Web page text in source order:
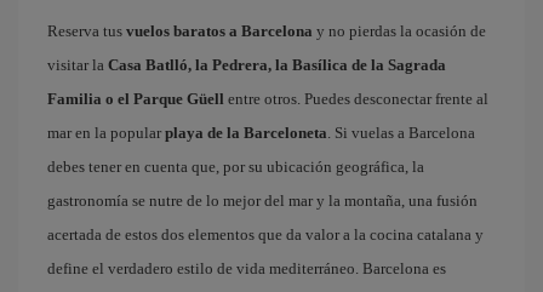
Reserva tus vuelos baratos a Barcelona y no pierdas la ocasión de
visitar la Casa Batlló, la Pedrera, la Basílica de la Sagrada
Familia o el Parque Güell entre otros. Puedes desconectar frente al
mar en la popular playa de la Barceloneta. Si vuelas a Barcelona
debes tener en cuenta que, por su ubicación geográfica, la
gastronomía se nutre de lo mejor del mar y la montaña, una fusión
acertada de estos dos elementos que da valor a la cocina catalana y
define el verdadero estilo de vida mediterráneo. Barcelona es